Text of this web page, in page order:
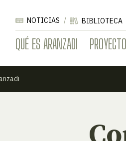
QUÉ ES ARANZADI
NOTICIAS BIBLIOTECA